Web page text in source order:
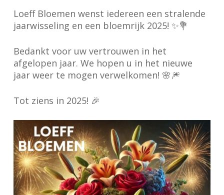
Loeff Bloemen wenst iedereen een stralende
jaarwisseling en een bloemrijk 2025! ✨💐
Bedankt voor uw vertrouwen in het
afgelopen jaar. We hopen u in het nieuwe
jaar weer te mogen verwelkomen! 🌸🎆
Tot ziens in 2025! 🎉